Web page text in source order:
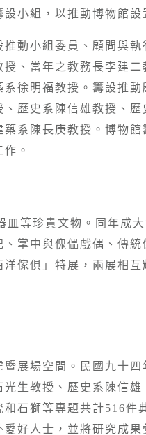
小組，以推動博物館設
動小組委員、顧問與
、當年之教務長李建二
徐明福教授。籌設推
歷史系陳信雄教授、
系陳長庚教授。博物
。
等珍貴文物。同年成
掌中與傀儡戲偶、傳統
傢俱」特展，兩展相互
展場空間。民國九十
生教授、歷史系陳信雄
石獅等專題共計516
好人士，並將研究成果